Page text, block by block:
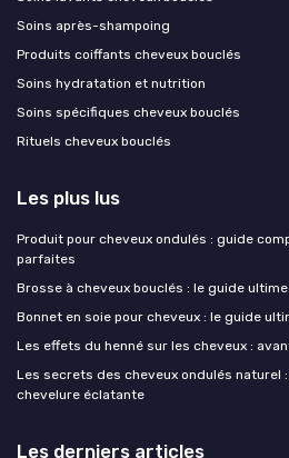
Soins après-shampoing
Produits coiffants cheveux bouclés
Soins hydratation et nutrition
Soins spécifiques cheveux bouclés
Rituels cheveux bouclés
Les plus lus
Produit pour cheveux ondulés : guide
parfaites
Brosse à cheveux bouclés : le guide
Bonnet en soie pour cheveux : le guide
Les effets du henné sur les cheveux :
Les secrets des cheveux ondulés naturel
chevelure éclatante
Les derniers articles